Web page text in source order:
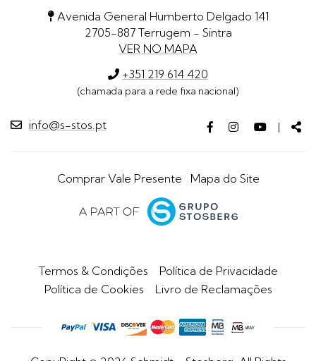
Avenida General Humberto Delgado 141
2705-887 Terrugem - Sintra
VER NO MAPA
+351 219 614 420
(chamada para a rede fixa nacional)
info@s-stos.pt
Facebook
InstagramYoutube
|
Comprar Vale Presente Mapa do Site
Termos & Condições
Política de Privacidade
Política de Cookies
Livro de Reclamações